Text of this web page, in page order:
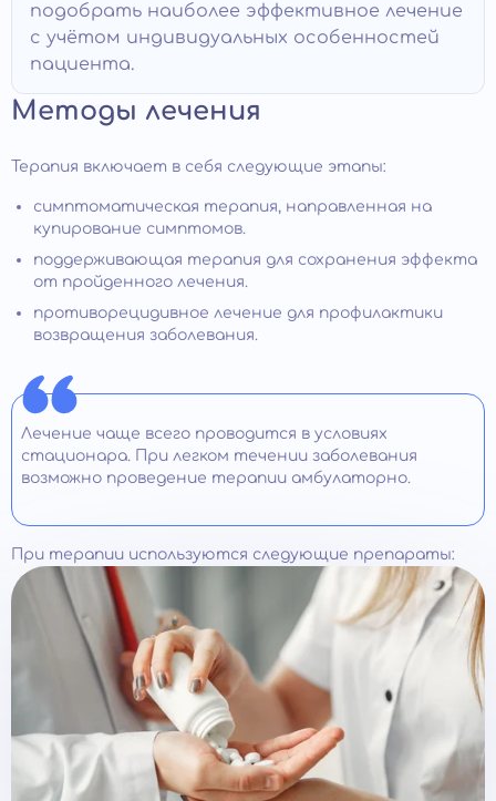
подобрать наиболее эффективное лечение
с учётом индивидуальных особенностей
пациента.
Методы лечения
Терапия включает в себя следующие этапы:
симптоматическая терапия, направленная на
купирование симптомов.
поддерживающая терапия для сохранения эффекта
от пройденного лечения.
противорецидивное лечение для профилактики
возвращения заболевания.
Лечение чаще всего проводится в условиях
стационара. При легком течении заболевания
возможно проведение терапии амбулаторно.
При терапии используются следующие препараты: